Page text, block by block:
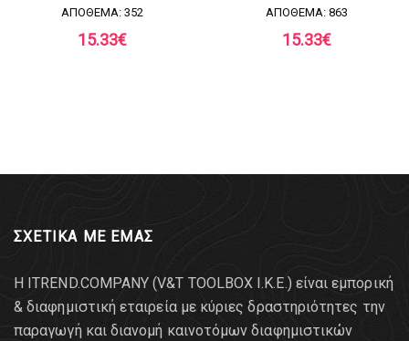
ΑΠΟΘΕΜΑ: 352
15.33€
ΑΠΟΘΕΜΑ: 863
15.33€
ΣΧΕΤΙΚΑ ΜΕ ΕΜΑΣ
Η ITREND.COMPANY (V&T TOOLBOX Ι.Κ.Ε.) είναι εμπορική
& διαφημιστική εταιρεία με κύριες δραστηριότητες την
παραγωγή και διανομή καινοτόμων διαφημιστικών